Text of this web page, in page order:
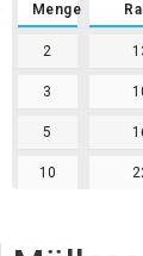
Menge
2
3
5
10